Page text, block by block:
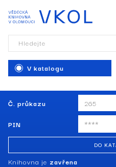
Č. průkazu
PIN
DO
Knihovna je zavřena
Hledejte
V katalogu